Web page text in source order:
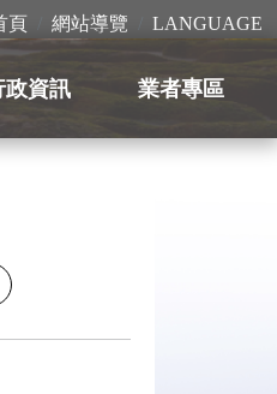
頁 網站導覽 LANGUAGE
政資訊 業者專區